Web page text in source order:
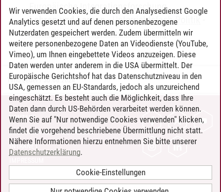
Europäische Integrationsforschung
Lehren und Lernen-Unterrichtsfach Politik
Europäische Integrationsforschung
Timo Leder/30.06.2024
KONTAKT
LEUPHANA ALS ARBEITGEBER
INTRANET
BARRIEREFREIHEIT
Wir verwenden Cookies, die durch den Analysedienst Google
Analytics gesetzt und auf denen personenbezogene
Nutzerdaten gespeichert werden. Zudem übermitteln wir
weitere personenbezogene Daten an Videodienste (YouTube,
Vimeo), um Ihnen eingebettete Videos anzuzeigen. Diese
Daten werden unter anderem in die USA übermittelt. Der
Europäische Gerichtshof hat das Datenschutzniveau in den
USA, gemessen an EU-Standards, jedoch als unzureichend
eingeschätzt. Es besteht auch die Möglichkeit, dass Ihre
Daten dann durch US-Behörden verarbeitet werden können.
Wenn Sie auf "Nur notwendige Cookies verwenden" klicken,
findet die vorgehend beschriebene Übermittlung nicht statt.
Nähere Informationen hierzu entnehmen Sie bitte unserer
Datenschutzerklärung.
Cookie-Einstellungen